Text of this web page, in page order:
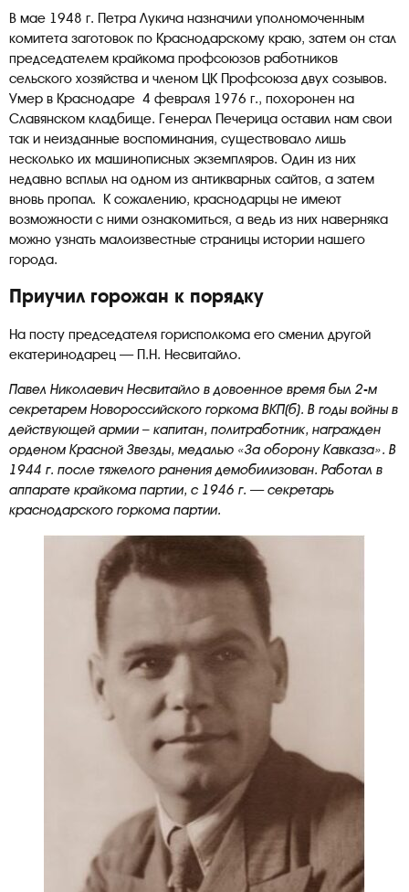
В мае 1948 г. Петра Лукича назначили уполномоченным
комитета заготовок по Краснодарскому краю, затем он стал
председателем крайкома профсоюзов работников
сельского хозяйства и членом ЦК Профсоюза двух созывов.
Умер в Краснодаре 4 февраля 1976 г., похоронен на
Славянском кладбище. Генерал Печерица оставил нам свои
так и неизданные воспоминания, существовало лишь
несколько их машинописных экземпляров. Один из них
недавно всплыл на одном из антикварных сайтов, а затем
вновь пропал. К сожалению, краснодарцы не имеют
возможности с ними ознакомиться, а ведь из них наверняка
можно узнать малоизвестные страницы истории нашего
города.
Приучил горожан к порядку
На посту председателя горисполкома его сменил другой
екатеринодарец — П.Н. Несвитайло.
Павел Николаевич Несвитайло в довоенное время был 2-м
секретарем Новороссийского горкома ВКП(б). В годы войны в
действующей армии – капитан, политработник, награжден
орденом Красной Звезды, медалью «За оборону Кавказа». В
1944 г. после тяжелого ранения демобилизован. Работал в
аппарате крайкома партии, с 1946 г. — секретарь
краснодарского горкома партии.